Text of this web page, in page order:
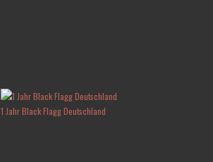
1 Jahr Black Flagg Deutschland